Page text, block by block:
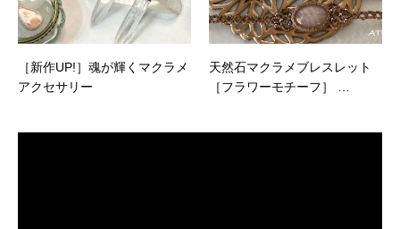
［新作UP!］魂が輝くマクラメ
アクセサリー
天然石マクラメブレスレット
［フラワーモチーフ］ …
動